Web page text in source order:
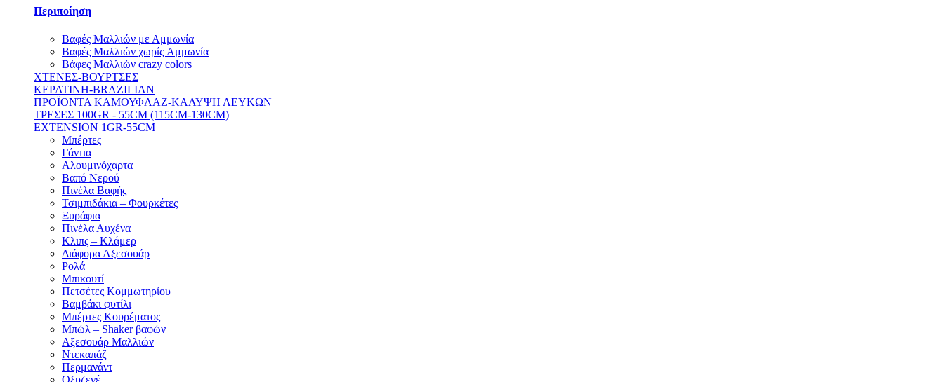
Περιποίηση
Βαφές Μαλλιών με Αμμωνία
Βαφές Μαλλιών χωρίς Aμμωνία
Βάφες Μαλλιών crazy colors
ΧΤΕΝΕΣ-ΒΟΥΡΤΣΕΣ
ΚΕΡΑΤΙΝΗ-BRAZILIAN
ΠΡΟΪΟΝΤΑ ΚΑΜΟΥΦΛΑΖ-ΚΑΛΥΨΗ ΛΕΥΚΩΝ
ΤΡΕΣΕΣ 100GR - 55CM (115CM-130CM)
EXTENSION 1GR-55CM
Μπέρτες
Γάντια
Αλουμινόχαρτα
Βαπό Νερού
Πινέλα Βαφής
Τσιμπιδάκια – Φουρκέτες
Ξυράφια
Πινέλα Αυχένα
Κλιπς – Κλάμερ
Διάφορα Αξεσουάρ
Ρολά
Μπικουτί
Πετσέτες Κομμωτηρίου
Βαμβάκι φυτίλι
Μπέρτες Κουρέματος
Μπώλ – Shaker βαφών
Αξεσουάρ Μαλλιών
Ντεκαπάζ
Περμανάντ
Οξυζενέ